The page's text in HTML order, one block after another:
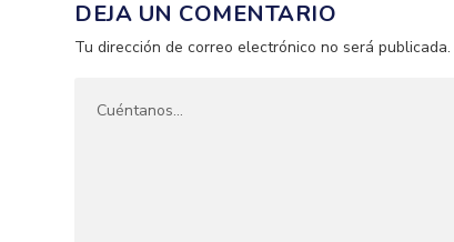
DEJA UN COMENTARIO
Tu dirección de correo electrónico no será publicada.